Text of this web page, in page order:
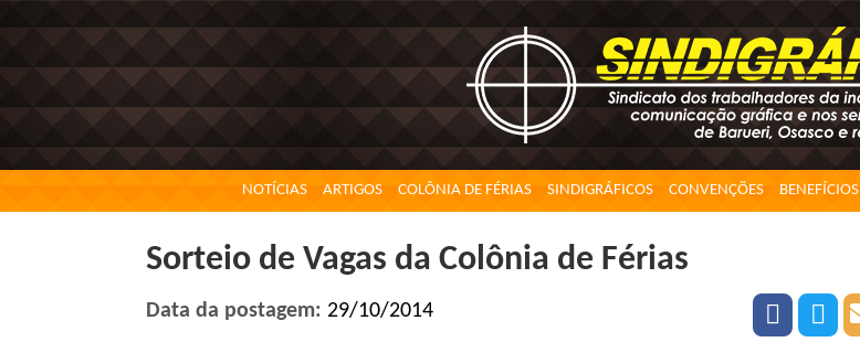
NOTÍCIAS ARTIGOS COLÔNIA DE FÉRIAS SINDIGRÁFICOS CONVENÇÕES BENEFÍCIOS
Sorteio de Vagas da Colônia de Férias
Data da postagem: 29/10/2014